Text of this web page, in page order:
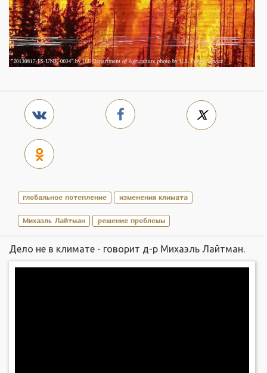
глобальное потепление изменения климата
Михаэль Лайтман решение проблемы
Дело не в климате - говорит д-р Михаэль Лайтман.